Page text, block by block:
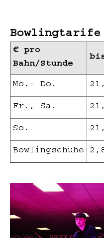
Bowlingtarife
€ pro
Bahn/Stunde
Mo.- Do.
Fr., Sa.
So.
Bowlingschuhe